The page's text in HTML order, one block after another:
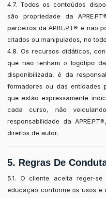
4.7. Todos os conteúdos
são propriedade da
parceiros da APRE.PT® e não
citados ou manipulados, no
4.8. Os recursos didáticos,
que não tenham o logótipo
disponibilizada, é da
formadores ou das entidades
que estão expressamente
cada curso, não
responsabilidade da
direitos de autor.
5. Regras De
5.1. O cliente aceita reger-
educação conforme os usos e